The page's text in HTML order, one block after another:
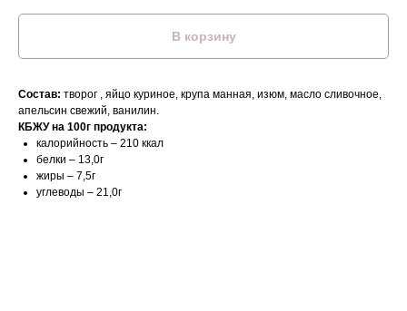
В корзину
Состав: творог , яйцо куриное, крупа манная, изюм, масло сливочное,
апельсин свежий, ванилин.
КБЖУ на 100г продукта:
калорийность – 210 ккал
белки – 13,0г
жиры – 7,5г
углеводы – 21,0г